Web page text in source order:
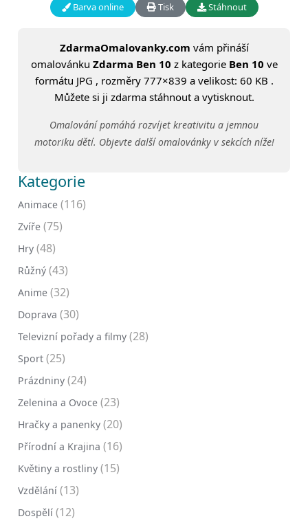
Barva online Tisk Stáhnout
ZdarmaOmalovanky.com vám přináší
omalovánku Zdarma Ben 10 z kategorie Ben 10 ve
formátu JPG , rozměry 777×839 a velikost: 60 KB .
Můžete si ji zdarma stáhnout a vytisknout.
Omalování pomáhá rozvíjet kreativitu a jemnou
motoriku dětí. Objevte další omalovánky v sekcích níže!
Kategorie
Animace (116)
Zvíře (75)
Hry (48)
Růžný (43)
Anime (32)
Doprava (30)
Televizní pořady a filmy (28)
Sport (25)
Prázdniny (24)
Zelenina a Ovoce (23)
Hračky a panenky (20)
Přírodní a Krajina (16)
Květiny a rostliny (15)
Vzdělání (13)
Dospělí (12)